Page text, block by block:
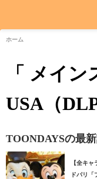
ホーム
「 メイ
USA（
TOONDAYSの最
【全キ
ドパリ「